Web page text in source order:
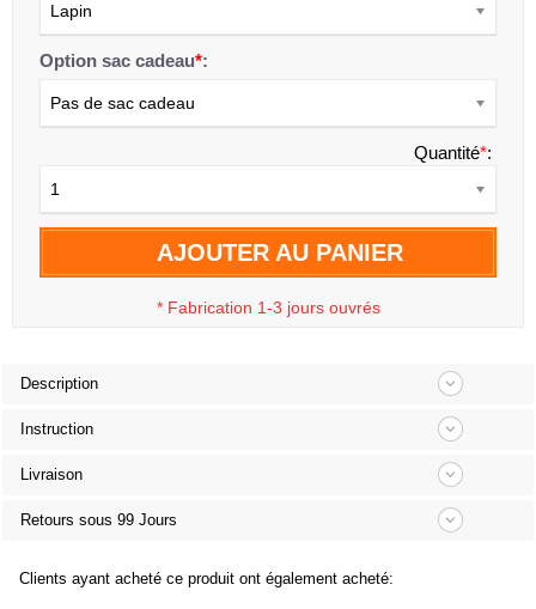
Lapin
Option sac cadeau*:
Pas de sac cadeau
Quantité*:
1
AJOUTER AU PANIER
* Fabrication 1-3 jours ouvrés
Description
Instruction
Livraison
Retours sous 99 Jours
Clients ayant acheté ce produit ont également acheté: